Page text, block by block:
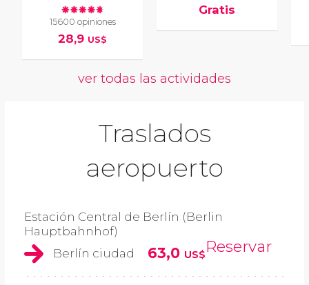
15600 opiniones
28,9 US$
Gratis
ver todas las actividades
Traslados
aeropuerto
Estación Central de Berlín (Berlin
Hauptbahnhof)
Berlín ciudad
63,0 US$Reservar